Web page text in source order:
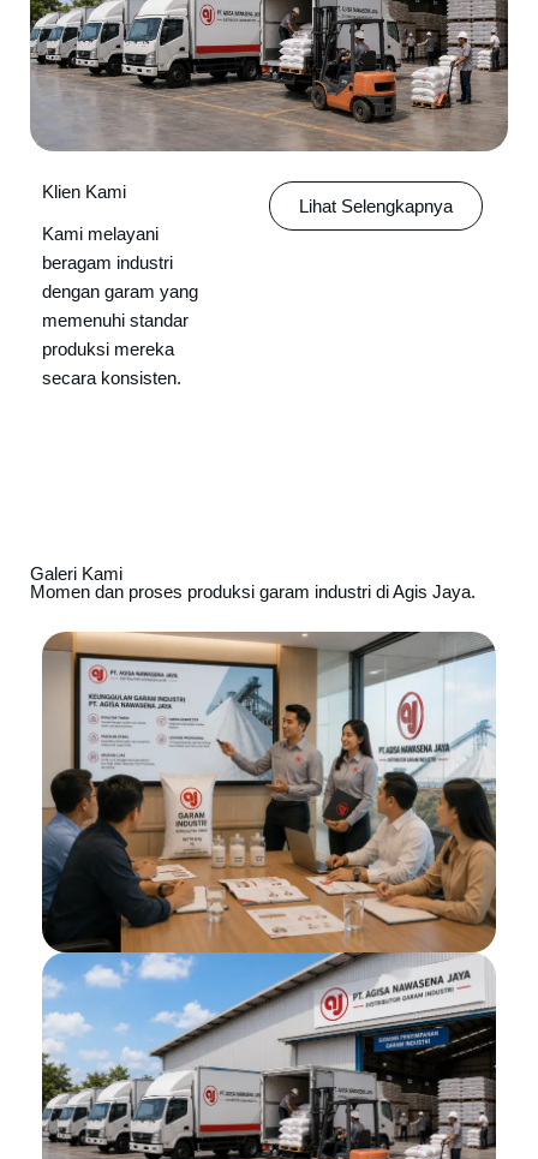
Klien Kami
Kami melayani
beragam industri
dengan garam yang
memenuhi standar
produksi mereka
secara konsisten.
Lihat Selengkapnya
Galeri Kami
Momen dan proses produksi garam industri di Agis Jaya.